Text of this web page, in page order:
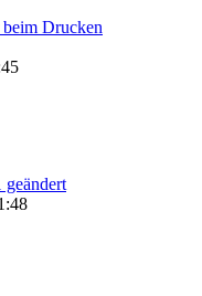
Drucken